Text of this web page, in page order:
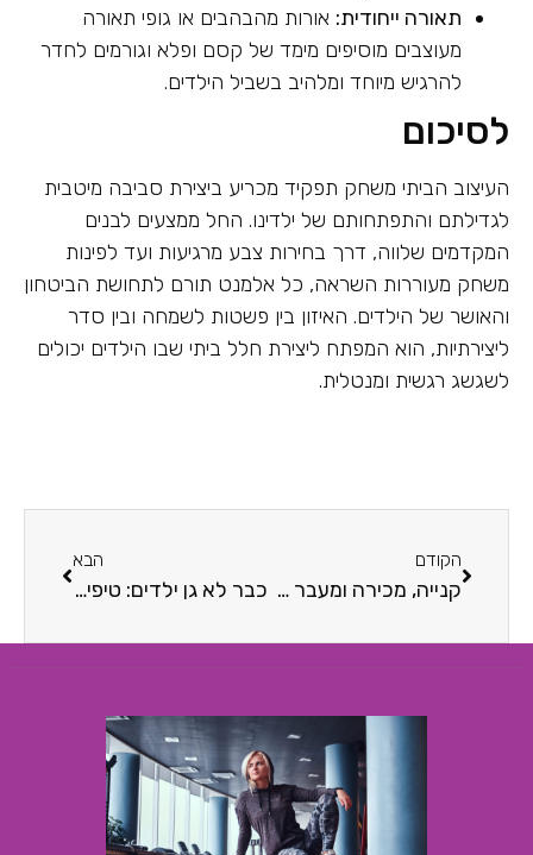
תאורה ייחודית: אורות מהבהבים או גופי תאורה
מעוצבים מוסיפים מימד של קסם ופלא וגורמים לחדר
להרגיש מיוחד ומלהיב בשביל הילדים.
לסיכום
העיצוב הביתי משחק תפקיד מכריע ביצירת סביבה מיטבית
לגדילתם והתפתחותם של ילדינו. החל ממצעים לבנים
המקדמים שלווה, דרך בחירות צבע מרגיעות ועד לפינות
משחק מעוררות השראה, כל אלמנט תורם לתחושת הביטחון
והאושר של הילדים. האיזון בין פשטות לשמחה ובין סדר
ליצירתיות, הוא המפתח ליצירת חלל ביתי שבו הילדים יכולים
לשגשג רגשית ומנטלית.
הקודם
קנייה, מכירה ומעבר דירה עם ילדים
הבא
כבר לא גן ילדים: טיפים להורים לילדים מתבגרים